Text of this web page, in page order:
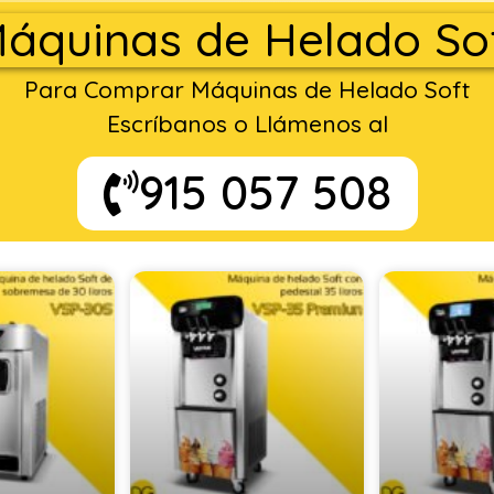
de Helado
Para Comprar Máquinas de Helado Soft
Escríbanos o Llámenos al
915 057 508